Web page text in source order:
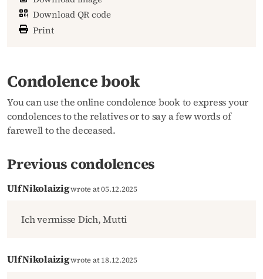
Download QR code
Print
Condolence book
You can use the online condolence book to express your
condolences to the relatives or to say a few words of
farewell to the deceased.
Previous condolences
Ulf Nikolaizigwrote at 05.12.2025
Ich vermisse Dich, Mutti
Ulf Nikolaizigwrote at 18.12.2025